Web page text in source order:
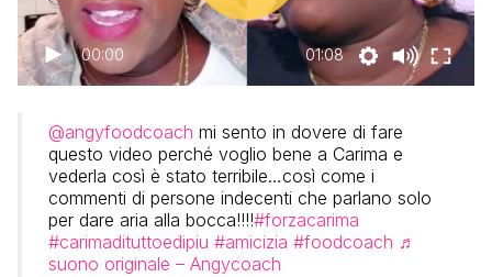
00:00 01:08
@angyfoodcoach mi sento in dovere di fare
questo video perché voglio bene a Carima e
vederla così è stato terribile…così come i
commenti di persone indecenti che parlano solo
per dare aria alla bocca!!!!#forzacarima
#carimadituttoedipiu #amicizia #foodcoach ♬
suono originale – Angycoach